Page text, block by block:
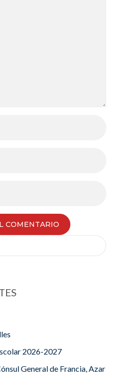
2026-2027
General de Francia, Azar